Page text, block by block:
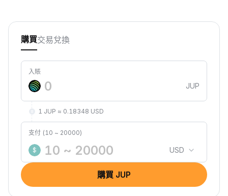
購買交易兌換
入賬
JUP
1 JUP ≈ 0.18348 USD
支付 (10 ~ 20000)
$ USD
購買 JUP